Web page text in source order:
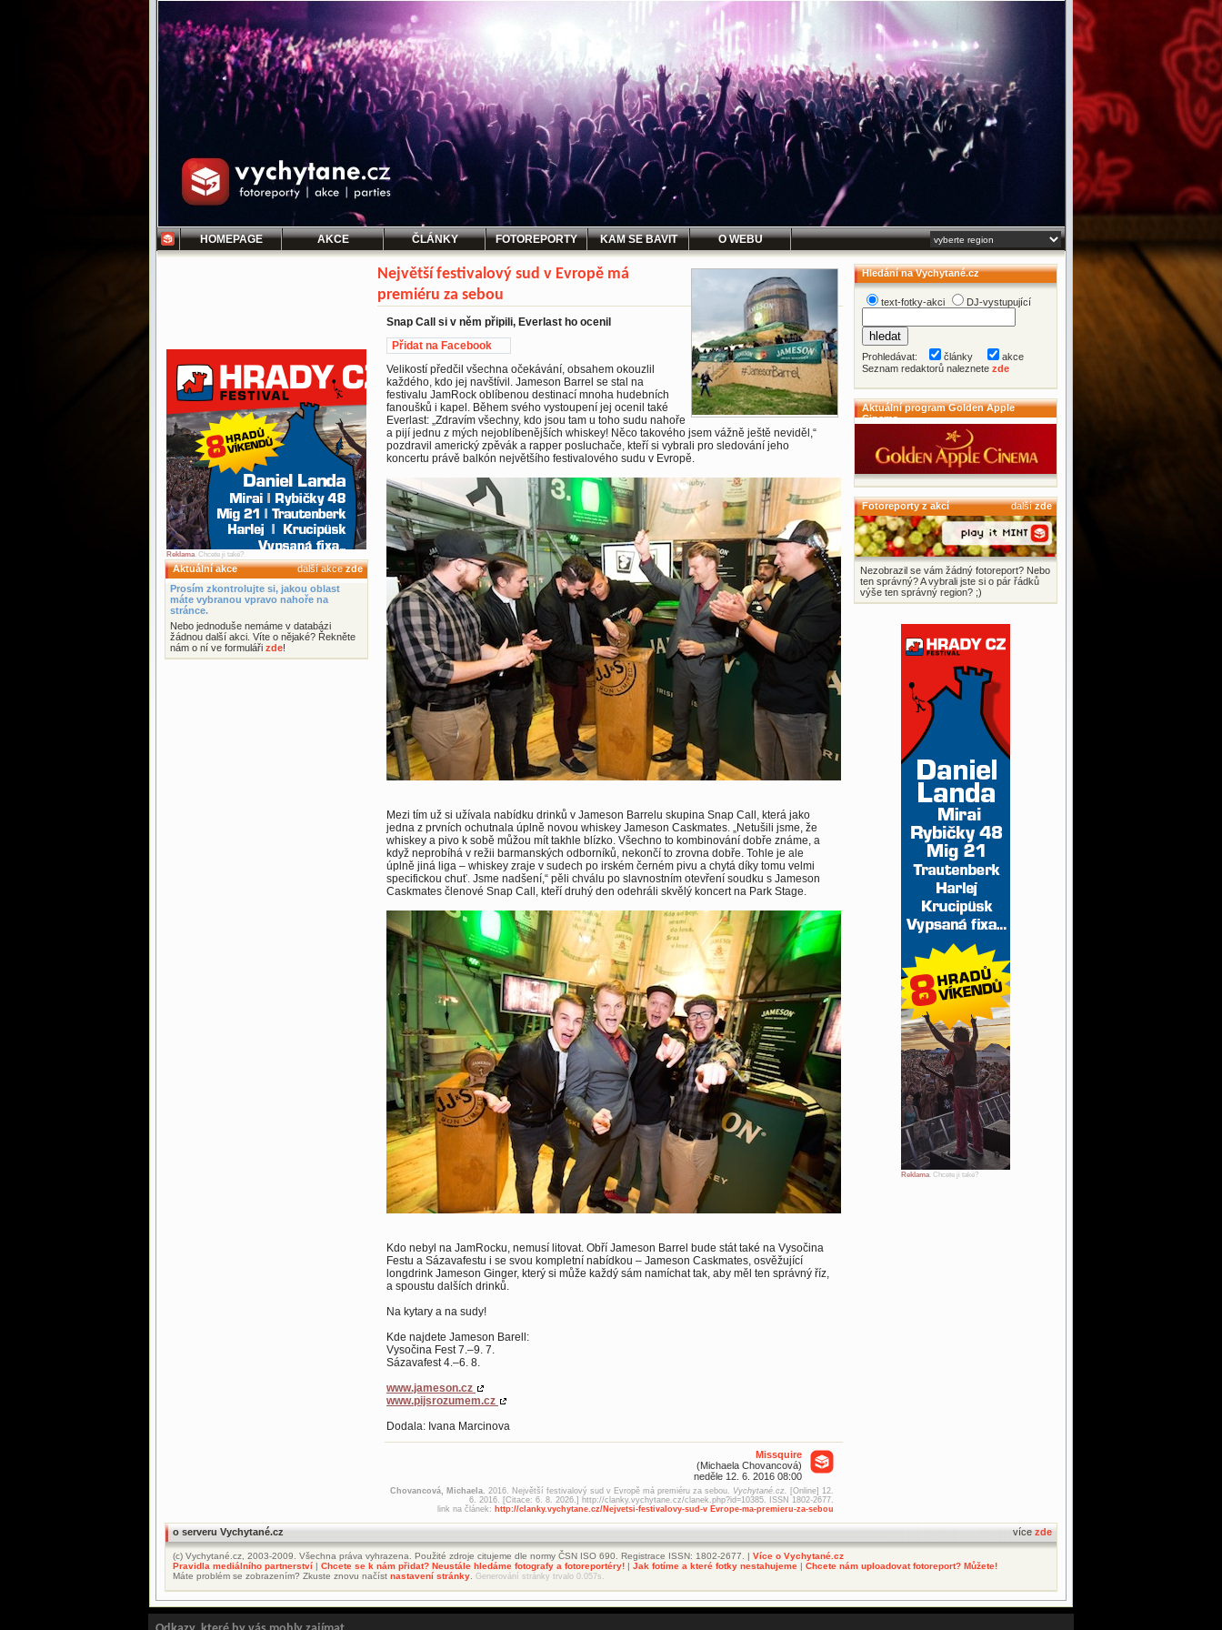
HOMEPAGE AKCE ČLÁNKY FOTOREPORTY KAM SE BAVIT O WEBU
Reklama. Chcete ji také?
Aktuální akce další akcezde
Prosím zkontrolujte si, jakou oblast
máte vybranou vpravo nahoře na
stránce.
Nebo jednoduše nemáme v databázi
žádnou další akci. Víte o nějaké? Řekněte
nám o ní ve formuláři zde!
Největší festivalový sud v Evropě má
premiéru za sebou
Snap Call si v něm připili, Everlast ho ocenil
Přidat na Facebook
Velikostí předčil všechna očekávání, obsahem okouzlil
každého, kdo jej navštívil. Jameson Barrel se stal na
festivalu JamRock oblíbenou destinací mnoha hudebních
fanoušků i kapel. Během svého vystoupení jej ocenil také
Everlast: „Zdravím všechny, kdo jsou tam u toho sudu nahoře
a pijí jednu z mých nejoblíbenějších whiskey! Něco takového jsem vážně ještě neviděl,“
pozdravil americký zpěvák a rapper posluchače, kteří si vybrali pro sledování jeho
koncertu právě balkón největšího festivalového sudu v Evropě.
Mezi tím už si užívala nabídku drinků v Jameson Barrelu skupina Snap Call, která jako
jedna z prvních ochutnala úplně novou whiskey Jameson Caskmates. „Netušili jsme, že
whiskey a pivo k sobě můžou mít takhle blízko. Všechno to kombinování dobře známe, a
když neprobíhá v režii barmanských odborníků, nekončí to zrovna dobře. Tohle je ale
úplně jiná liga – whiskey zraje v sudech po irském černém pivu a chytá díky tomu velmi
specifickou chuť. Jsme nadšení,“ pěli chválu po slavnostním otevření soudku s Jameson
Caskmates členové Snap Call, kteří druhý den odehráli skvělý koncert na Park Stage.
Kdo nebyl na JamRocku, nemusí litovat. Obří Jameson Barrel bude stát také na Vysočina
Festu a Sázavafestu i se svou kompletní nabídkou – Jameson Caskmates, osvěžující
longdrink Jameson Ginger, který si může každý sám namíchat tak, aby měl ten správný říz,
a spoustu dalších drinků.
Na kytary a na sudy!
Kde najdete Jameson Barell:
Vysočina Fest 7.–9. 7.
Sázavafest 4.–6. 8.
www.jameson.cz
www.pijsrozumem.cz
Dodala: Ivana Marcinova
Missquire
(Michaela Chovancová)
neděle 12. 6. 2016 08:00
Chovancová, Michaela. 2016. Největší festivalový sud v Evropě má premiéru za sebou. Vychytané.cz. [Online] 12.
6. 2016. [Citace: 6. 8. 2026.] http://clanky.vychytane.cz/clanek.php?id=10385. ISSN 1802-2677.
link na článek: http://clanky.vychytane.cz/Nejvetsi-festivalovy-sud-v Evrope-ma-premieru-za-sebou
Hledání na Vychytané.cz
text-fotky-akci DJ-vystupující
Prohledávat: články
akce
Seznam redaktorů naleznete zde
Aktuální program Golden Apple
Cinema
Fotoreporty z akcí dalšízde
Nezobrazil se vám žádný fotoreport? Nebo
ten správný? A vybrali jste si o pár řádků
výše ten správný region? ;)
Reklama. Chcete ji také?
o serveru Vychytané.cz více zde
(c) Vychytané.cz, 2003-2009. Všechna práva vyhrazena. Použité zdroje citujeme dle normy ČSN ISO 690. Registrace ISSN: 1802-2677. | Více o Vychytané.cz
Pravidla mediálního partnerství | Chcete se k nám přidat? Neustále hledáme fotografy a fotoreportéry! | Jak fotíme a které fotky nestahujeme | Chcete nám uploadovat fotoreport? Můžete!
Máte problém se zobrazením? Zkuste znovu načíst nastavení stránky Generování stránky trvalo 0.057s.